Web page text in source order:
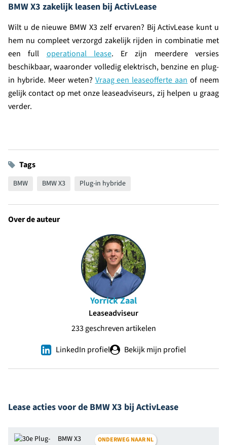
BMW X3 zakelijk leasen bij ActivLease
Wilt u de nieuwe BMW X3 zelf ervaren? Bij ActivLease kunt u
hem nu compleet verzorgd zakelijk rijden in combinatie met
een full operational lease. Er zijn meerdere versies
beschikbaar, waaronder volledig elektrisch, benzine en plug-
in hybride. Meer weten? Vraag een leaseofferte aan of neem
gelijk contact op met onze leaseadviseurs, zij helpen u graag
verder.
Tags
BMW BMW X3 Plug-in hybride
Over de auteur
Yorrick Zaal
Leaseadviseur
233 geschreven artikelen
LinkedIn profiel
Bekijk mijn profiel
Lease acties voor de BMW X3 bij ActivLease
BMW X3 ONDERWEG NAAR NL